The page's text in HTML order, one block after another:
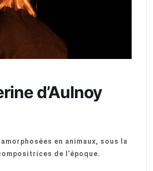
d’Aulnoy
en animaux, sous la
de l’époque.